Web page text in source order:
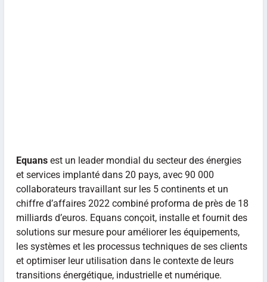
Equansest un leader mondial du secteur des énergies
et services implanté dans 20 pays, avec 90 000
collaborateurs travaillant sur les 5 continents et un
chiffre d’affaires 2022 combiné proforma de près de 18
milliards d’euros. Equans conçoit, installe et fournit des
solutions sur mesure pour améliorer les équipements,
les systèmes et les processus techniques de ses clients
et optimiser leur utilisation dans le contexte de leurs
transitions énergétique, industrielle et numérique.